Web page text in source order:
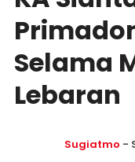
Selama
Lebaran
Sugiatmo -